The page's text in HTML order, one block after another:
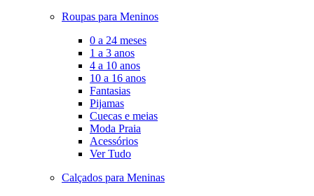
Roupas para Meninos
0 a 24 meses
1 a 3 anos
4 a 10 anos
10 a 16 anos
Fantasias
Pijamas
Cuecas e meias
Moda Praia
Acessórios
Ver Tudo
Calçados para Meninas